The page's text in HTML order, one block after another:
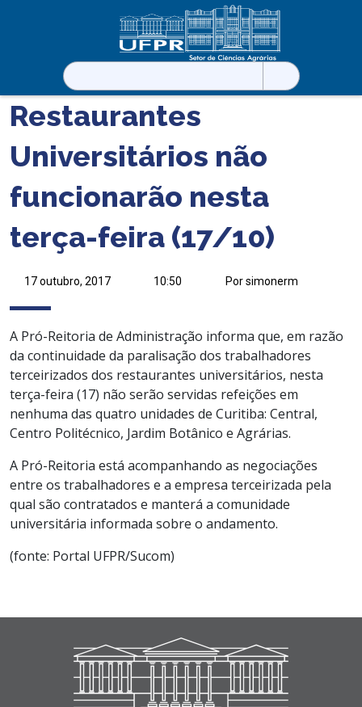
Pesquisar
por:
Restaurantes
Universitários não
funcionarão nesta
terça-feira (17/10)
17 outubro, 2017 10:50 Por simonerm
A Pró-Reitoria de Administração informa que, em razão
da continuidade da paralisação dos trabalhadores
terceirizados dos restaurantes universitários, nesta
terça-feira (17) não serão servidas refeições em
nenhuma das quatro unidades de Curitiba: Central,
Centro Politécnico, Jardim Botânico e Agrárias.
A Pró-Reitoria está acompanhando as negociações
entre os trabalhadores e a empresa terceirizada pela
qual são contratados e manterá a comunidade
universitária informada sobre o andamento.
(fonte: Portal UFPR/Sucom)